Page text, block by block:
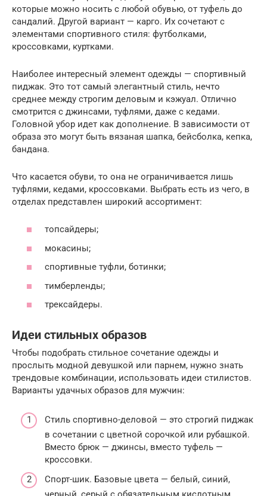
которые можно носить с любой обувью, от туфель до
сандалий. Другой вариант — карго. Их сочетают с
элементами спортивного стиля: футболками,
кроссовками, куртками.
Наиболее интересный элемент одежды — спортивный
пиджак. Это тот самый элегантный стиль, нечто
среднее между строгим деловым и кэжуал. Отлично
смотрится с джинсами, туфлями, даже с кедами.
Головной убор идет как дополнение. В зависимости от
образа это могут быть вязаная шапка, бейсболка, кепка,
бандана.
Что касается обуви, то она не ограничивается лишь
туфлями, кедами, кроссовками. Выбрать есть из чего, в
отделах представлен широкий ассортимент:
топсайдеры;
мокасины;
спортивные туфли, ботинки;
тимберленды;
трексайдеры.
Идеи стильных образов
Чтобы подобрать стильное сочетание одежды и
прослыть модной девушкой или парнем, нужно знать
трендовые комбинации, использовать идеи стилистов.
Варианты удачных образов для мужчин:
Стиль спортивно-деловой — это строгий пиджак
в сочетании с цветной сорочкой или рубашкой.
Вместо брюк — джинсы, вместо туфель —
кроссовки.
Спорт-шик. Базовые цвета — белый, синий,